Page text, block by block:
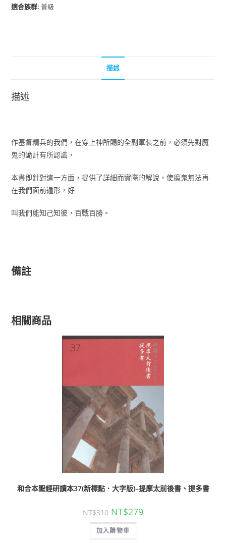
適合族群:普級
描述
描述
作基督精兵的我們，在穿上神所賜的全副軍裝之前，必須先對魔
鬼的詭計有所認識，
本書即針對這一方面，提供了詳細而實際的解說，使魔鬼無法再
在我們面前遁形，好
叫我們能知己知彼，百戰百勝。
備註
相關商品
和合本聖經研讀本37(新標點．大字版)–提摩太前後書、提多書
NT$310 NT$279
加入購物車